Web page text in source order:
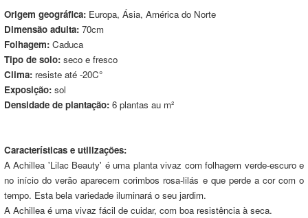
Origem geográfica: Europa, Ásia, América do Norte
Dimensão adulta: 70cm
Folhagem: Caduca
Tipo de solo: seco e fresco
Clima: resiste até -20C°
Exposição: sol
Densidade de plantação: 6 plantas au m²
Características e utilizações:
A Achillea 'Lilac Beauty' é uma planta vivaz com folhagem verde-escuro e
no início do verão aparecem corimbos rosa-lilás e que perde a cor com o
tempo. Esta bela variedade iluminará o seu jardim.
A Achillea é uma vivaz fácil de cuidar, com boa resistência à seca.